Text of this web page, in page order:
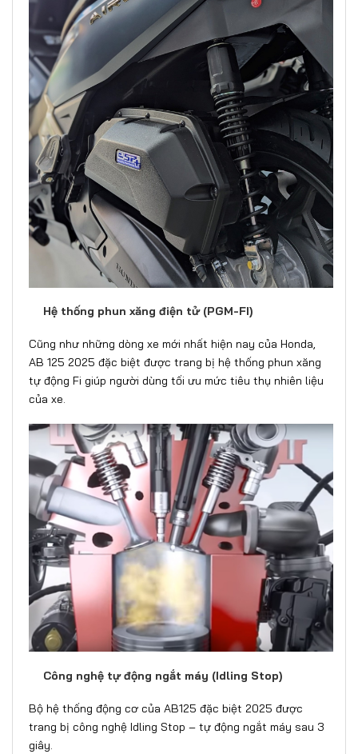
Hệ thống phun xăng điện tử (PGM-FI)
Cũng như những dòng xe mới nhất hiện nay của Honda,
AB 125 2025 đặc biệt được trang bị hệ thống phun xăng
tự động Fi giúp người dùng tối ưu mức tiêu thụ nhiên liệu
của xe.
Công nghệ tự động ngắt máy (Idling Stop)
Bộ hệ thống động cơ của AB125 đặc biệt 2025 được
trang bị công nghệ Idling Stop – tự động ngắt máy sau 3
giây.